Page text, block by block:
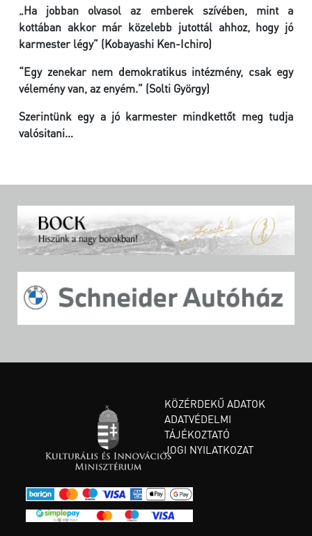
„Ha jobban olvasol az emberek szívében, mint a
kottában akkor már közelebb jutottál ahhoz, hogy jó
karmester légy” (Kobayashi Ken-Ichiro)
“Egy zenekar nem demokratikus intézmény, csak egy
vélemény van, az enyém.” (Solti György)
Szerintünk egy a jó karmester mindkettőt meg tudja
valósitani…
KÖZÉRDEKŰ ADATOK
ADATVÉDELMI
TÁJÉKOZTATÓ
JOGI NYILATKOZAT